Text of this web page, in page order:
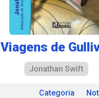
Viagens de
Jonathan Swift
Categoria